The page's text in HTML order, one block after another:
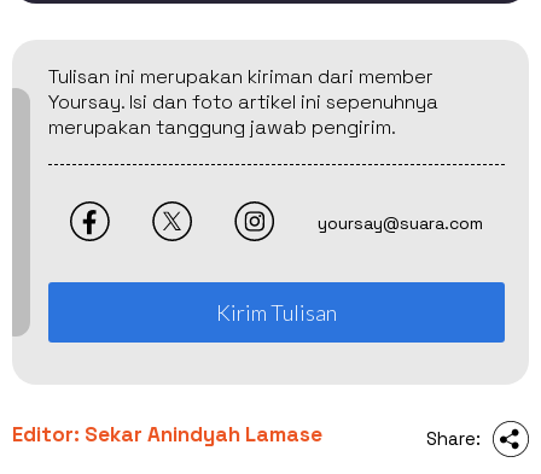
Tulisan ini merupakan kiriman dari member
Yoursay. Isi dan foto artikel ini sepenuhnya
merupakan tanggung jawab pengirim.
yoursay@suara.com
Kirim Tulisan
Editor: Sekar Anindyah Lamase Share: